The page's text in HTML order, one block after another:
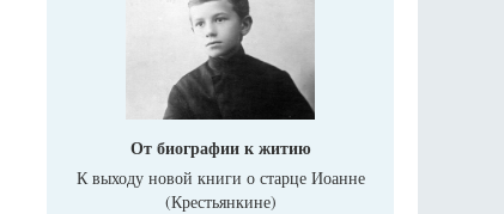
От биографии к житию
К выходу новой книги о старце Иоанне
(Крестьянкине)